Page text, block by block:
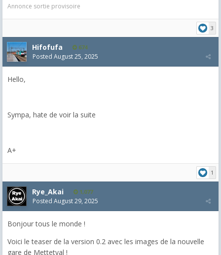
Annonce sortie provisoire
3
Hifofufa 674
Posted August 25, 2025
Hello,
Sympa, hate de voir la suite
A+
1
Rye_Akai 1,077
Posted August 29, 2025
Bonjour tous le monde !
Voici le teaser de la version 0.2 avec les images de la nouvelle
gare de Mettetval !